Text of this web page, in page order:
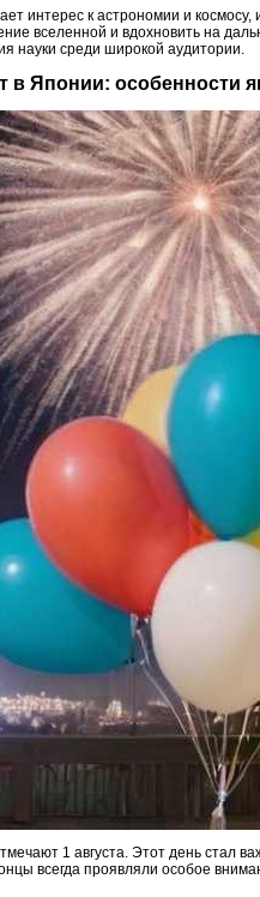
интерес к астрономии и
вселенной и вдохновить на
науки среди широкой аудитории.
в Японии: особенности
1 августа. Этот день стал
всегда проявляли особое